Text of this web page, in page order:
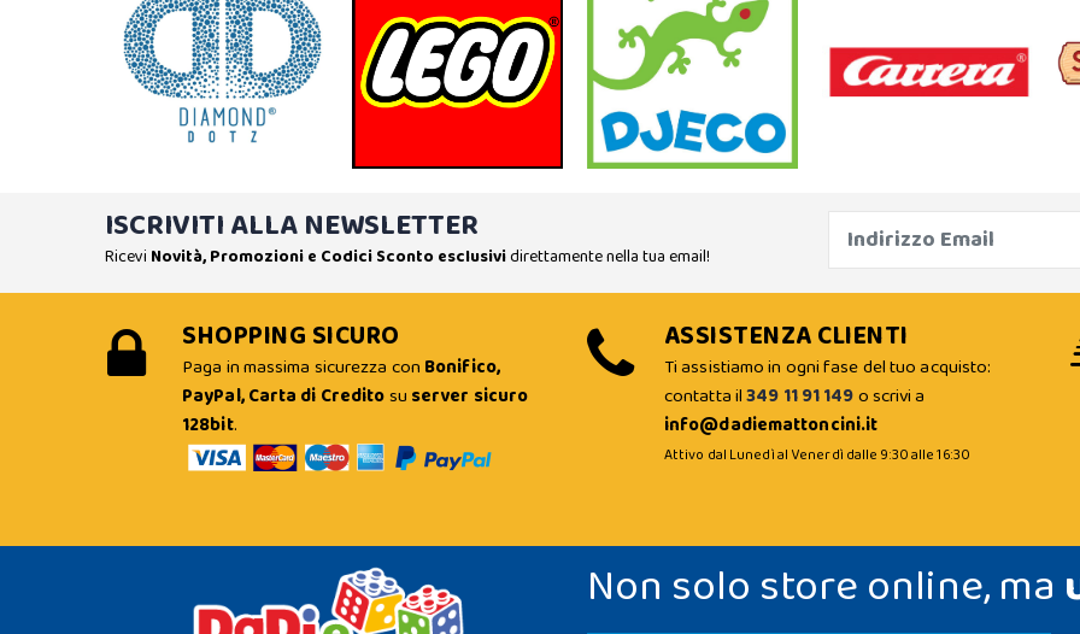
ISCRIVITI ALLA NEWSLETTER
Ricevi Novità, Promozioni e Codici Sconto esclusividirettamente nella tua email!
SHOPPING SICURO
Paga in massima sicurezza con Bonifico,
PayPal, Carta di Creditosu server sicuro
128bit.
ASSISTENZA CLIENTI
Ti assistiamo in ogni fase del tuo acquisto:
contatta il349 11 91 149o scrivi a
info@dadiemattoncini.it
Attivo dal Lunedì al Venerdì dalle 9:30 alle 16:30
Non solo store online, ma